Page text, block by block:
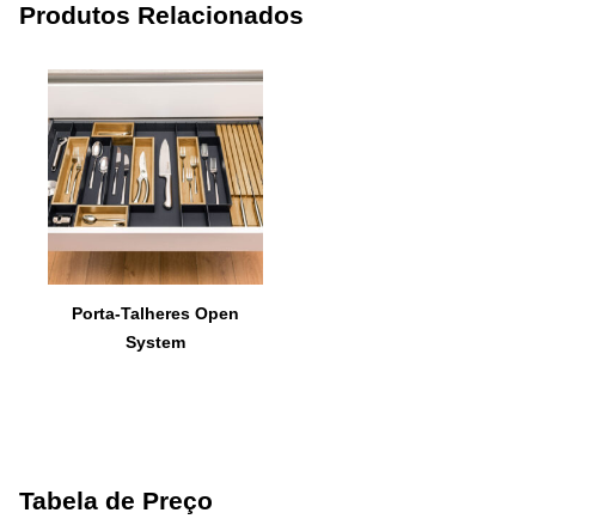
Produtos Relacionados
Porta-Talheres Open
System
Tabela de Preço